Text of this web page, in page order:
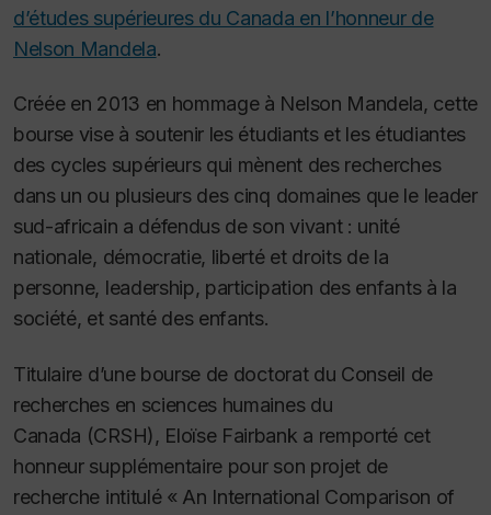
d’études supérieures du Canada en l’honneur de
Nelson Mandela.
Créée en 2013 en hommage à Nelson Mandela, cette
bourse vise à soutenir les étudiants et les étudiantes
des cycles supérieurs qui mènent des recherches
dans un ou plusieurs des cinq domaines que le leader
sud-africain a défendus de son vivant : unité
nationale, démocratie, liberté et droits de la
personne, leadership, participation des enfants à la
société, et santé des enfants.
Titulaire d’une bourse de doctorat du Conseil de
recherches en sciences humaines du
Canada (CRSH), Eloïse Fairbank a remporté cet
honneur supplémentaire pour son projet de
recherche intitulé « An International Comparison of